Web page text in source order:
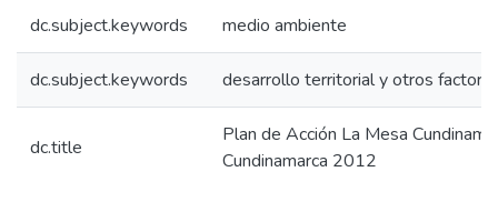
dc.subject.keywords medio ambiente
dc.subject.keywords desarrollo territorial y otros
dc.title
Plan de Acción La Mesa
Cundinamarca 2012